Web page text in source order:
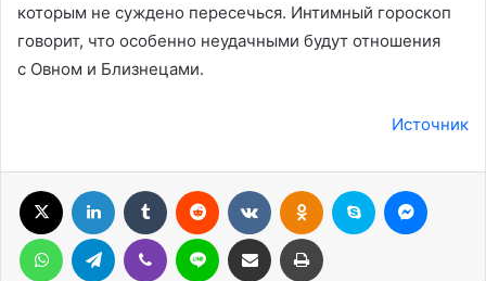
которым не суждено пересечься. Интимный гороскоп
говорит, что особенно неудачными будут отношения
с Овном и Близнецами.
Источник